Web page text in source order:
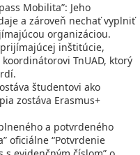
Mobilita”: Jeho
a zároveň nechať vyplniť
organizáciou.
inštitúcie,
TnUAD, ktorý
študentovi ako
zostáva Erasmus+
a potvrdeného
oficiálne “Potvrdenie